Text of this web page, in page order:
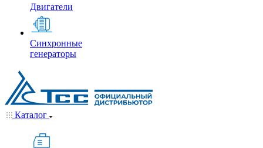
Двигатели
Синхронные
генераторы
Каталог